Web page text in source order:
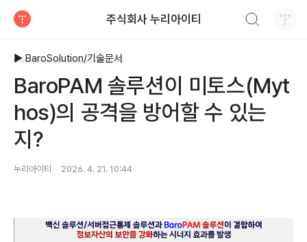
주식회사 누리아이티
▶ BaroSolution/기술문서
BaroPAM 솔루션이 미토스(Myt
hos)의 공격을 방어할 수 있는
지?
누리아이티 2026. 4. 21. 10:44